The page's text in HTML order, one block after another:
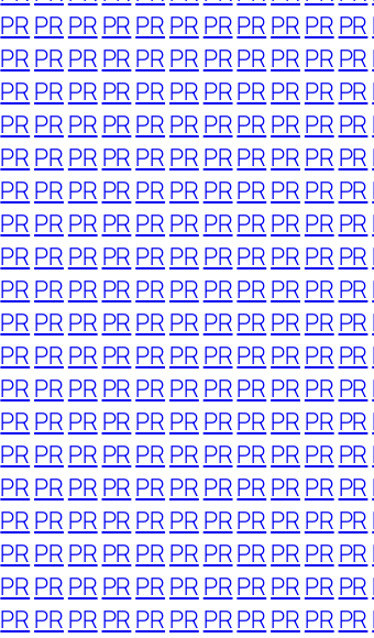
PR PR PR PR PR PR PRPR PR PR PR
PR PR PR PR PR PR PRPR PR PR PR
PR PR PR PR PR PR PRPR PR PR PR
PR PR PR PR PR PR PRPR PR PR PR
PR PR PR PR PR PR PRPR PR PR PR
PR PR PR PR PR PR PRPR PR PR PR
PR PR PR PR PR PR PRPR PR PR PR
PR PR PR PR PR PR PRPR PR PR PR
PR PR PR PR PR PR PRPR PR PR PR
PR PR PR PR PR PR PRPR PR PR PR
PR PR PR PR PR PR PRPR PR PR PR
PR PR PR PR PR PR PRPR PR PR PR
PR PR PR PR PR PR PRPR PR PR PR
PR PR PR PR PR PR PRPR PR PR PR
PR PR PR PR PR PR PRPR PR PR PR
PR PR PR PR PR PR PRPR PR PR PR
PR PR PR PR PR PR PRPR PR PR PR
PR PR PR PR PR PR PRPR PR PR PR
PR PR PR PR PR PR PRPR PR PR PR